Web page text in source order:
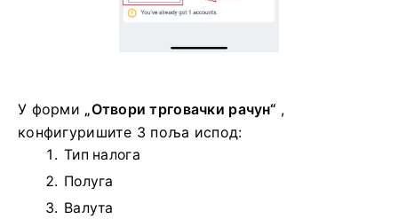
У форми „Отвори трговачки рачун“ ,
конфигуришите 3 поља испод:
Тип налога
Полуга
Валута